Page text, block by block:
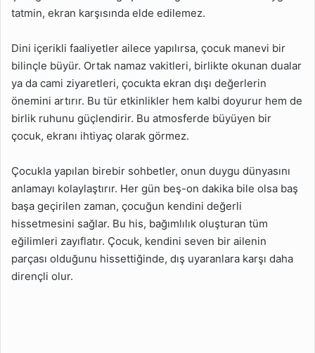
tatmin, ekran karşısında elde edilemez.
Dini içerikli faaliyetler ailece yapılırsa, çocuk manevi bir
bilinçle büyür. Ortak namaz vakitleri, birlikte okunan dualar
ya da cami ziyaretleri, çocukta ekran dışı değerlerin
önemini artırır. Bu tür etkinlikler hem kalbi doyurur hem de
birlik ruhunu güçlendirir. Bu atmosferde büyüyen bir
çocuk, ekranı ihtiyaç olarak görmez.
Çocukla yapılan birebir sohbetler, onun duygu dünyasını
anlamayı kolaylaştırır. Her gün beş-on dakika bile olsa baş
başa geçirilen zaman, çocuğun kendini değerli
hissetmesini sağlar. Bu his, bağımlılık oluşturan tüm
eğilimleri zayıflatır. Çocuk, kendini seven bir ailenin
parçası olduğunu hissettiğinde, dış uyaranlara karşı daha
dirençli olur.